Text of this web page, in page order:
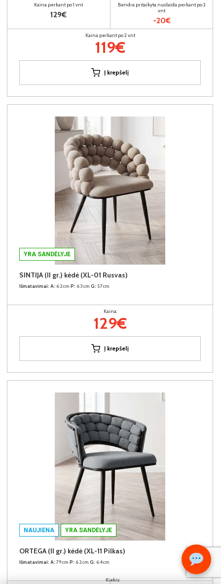
Kiekis:
Kaina perkant po 1 vnt
129€
Bendra pritaikyta nuolaida perkant po 2
vnt
-20€
Kaina perkant po 2 vnt
119€
Į krepšelį
YRA SANDĖLYJE
SINTIJA (II gr.) kėdė (XL-01 Rusvas)
Išmatavimai: A: 62cm P: 63cm G: 57cm
Kaina:
129€
Į krepšelį
NAUJIENA YRA SANDĖLYJE
ORTEGA (II gr.) kėdė (XL-11 Pilkas)
Išmatavimai: A: 79cm P: 62cm G: 64cm